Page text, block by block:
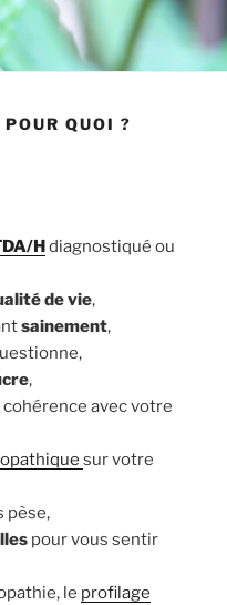
QUOI ?
Hdiagnostiqué ou
de vie,
sainement,
,
avec votre
sur votre
pèse,
pour vous sentir
le profilage